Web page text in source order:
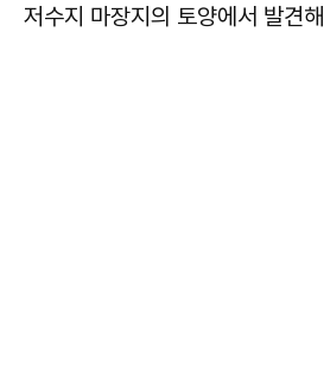
저수지 마장지의 토양에서 발견